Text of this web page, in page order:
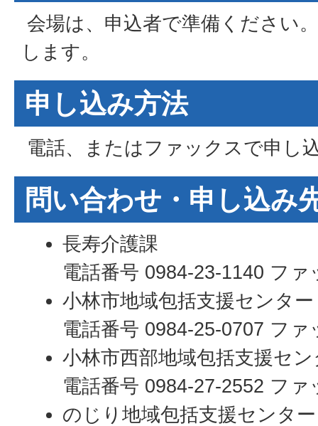
会場は、申込者で準備ください
します。
申し込み方法
電話、またはファックスで申し
問い合わせ・申し込み
長寿介護課
電話番号 0984-23-1140 フ
小林市地域包括支援センター
電話番号 0984-25-0707 フ
小林市西部地域包括支援セ
電話番号 0984-27-2552 フ
のじり地域包括支援センター